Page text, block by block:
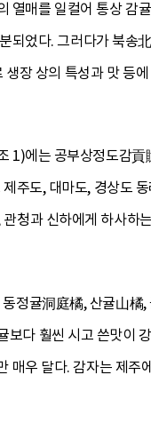
매를 일컬어 통상 감
었다. 그러다가 북송
장 상의 특성과 맛 등
1)에는 공부상정도감
주도, 대마도, 경상도
청과 신하에게 하사하
정귤洞庭橘, 산귤山橘
보다 훨씬 시고 쓴맛이
매우 달다. 감자는 제주